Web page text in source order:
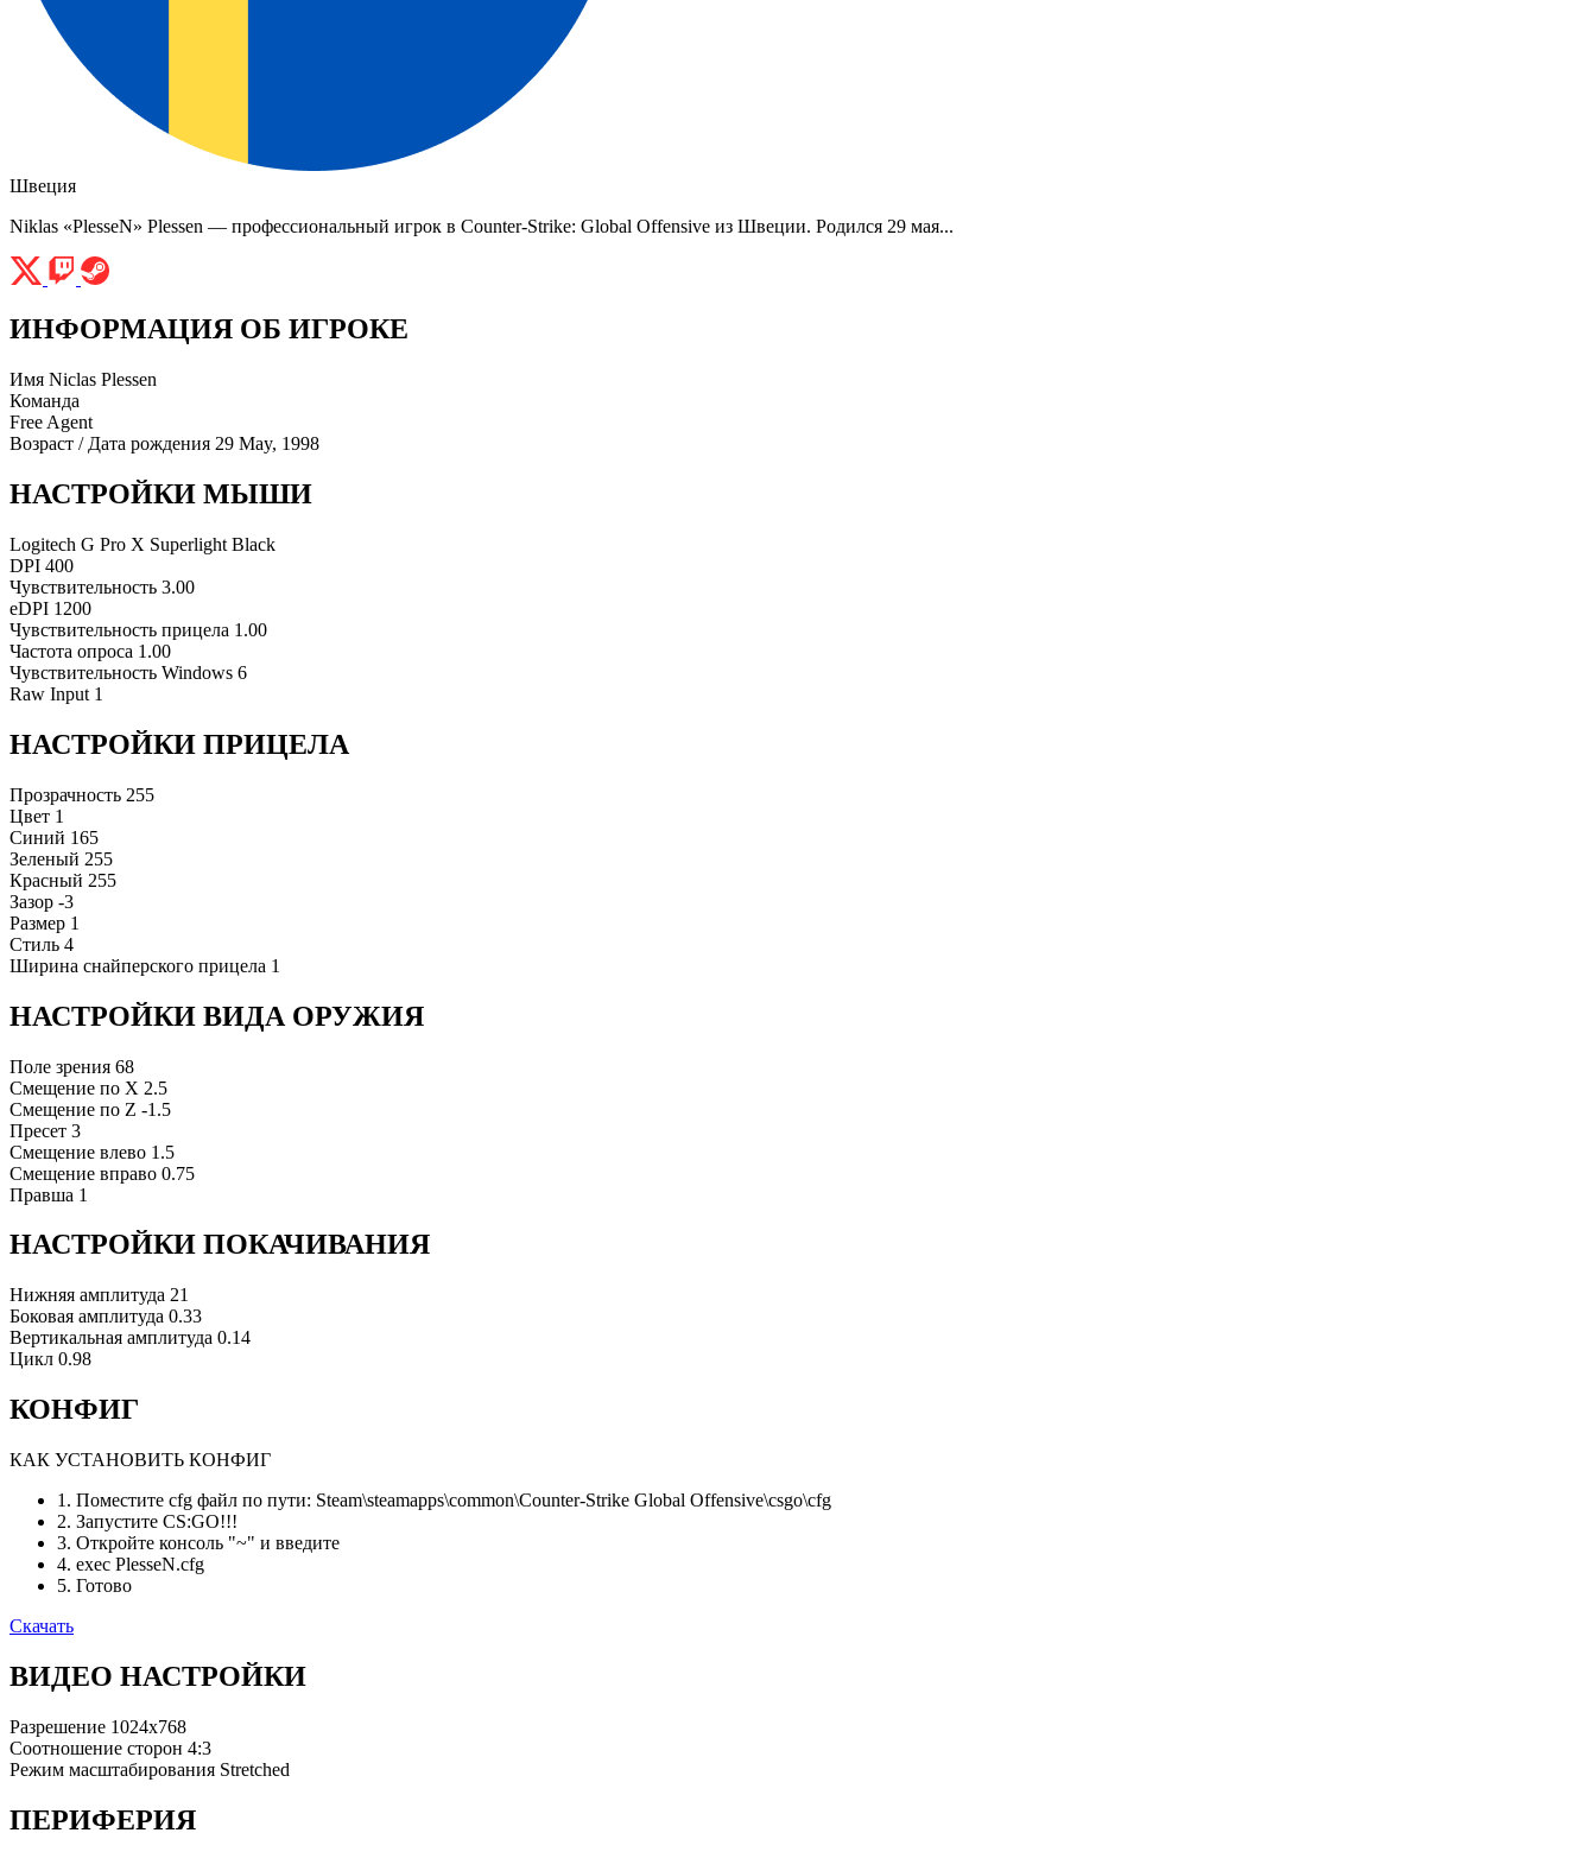
Швеция
Niklas «PlesseN» Plessen — профессиональный игрок в Counter-Strike: Global Offensive из Швеции. Родился 29 мая...
ИНФОРМАЦИЯ ОБ ИГРОКЕ
Имя Niclas Plessen
Команда
Free Agent
Возраст / Дата рождения 29 May, 1998
НАСТРОЙКИ МЫШИ
Logitech G Pro X Superlight Black
DPI 400
Чувствительность 3.00
eDPI 1200
Чувствительность прицела 1.00
Частота опроса 1.00
Чувствительность Windows 6
Raw Input 1
НАСТРОЙКИ ПРИЦЕЛА
Прозрачность 255
Цвет 1
Синий 165
Зеленый 255
Красный 255
Зазор -3
Размер 1
Стиль 4
Ширина снайперского прицела 1
НАСТРОЙКИ ВИДА ОРУЖИЯ
Поле зрения 68
Смещение по X 2.5
Смещение по Z -1.5
Пресет 3
Смещение влево 1.5
Смещение вправо 0.75
Правша 1
НАСТРОЙКИ ПОКАЧИВАНИЯ
Нижняя амплитуда 21
Боковая амплитуда 0.33
Вертикальная амплитуда 0.14
Цикл 0.98
КОНФИГ
КАК УСТАНОВИТЬ КОНФИГ
1. Поместите cfg файл по пути: Steam\steamapps\common\Counter-Strike Global Offensive\csgo\cfg
2. Запустите CS:GO!!!
3. Откройте консоль "~" и введите
4. exec PlesseN.cfg
5. Готово
Скачать
ВИДЕО НАСТРОЙКИ
Разрешение 1024x768
Соотношение сторон 4:3
Режим масштабирования Stretched
ПЕРИФЕРИЯ